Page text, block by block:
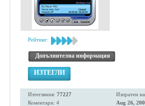
Рейтинг:
Допълнителна информация
ИЗТЕГЛИ
Изтегляния: 77227
Коментари: 4
Изпратен
Aug 26,